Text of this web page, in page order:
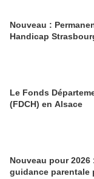
Nouveau :
Handicap
Le Fonds
(FDCH) en Alsace
Nouveau pour
guidance parentale